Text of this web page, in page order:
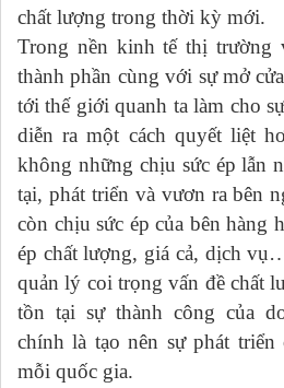
chất lượng trong thời kỳ mới.
Trong nền kinh tế thị trường
thành phần cùng với sự mở
tới thế giới quanh ta làm cho
diễn ra một cách quyết liệt
không những chịu sức ép lẫn
tại, phát triển và vươn ra bên
còn chịu sức ép của bên hàng
ép chất lượng, giá cả, dịch
quản lý coi trọng vấn đề chất
tồn tại sự thành công của
chính là tạo nên sự phát
mỗi quốc gia.